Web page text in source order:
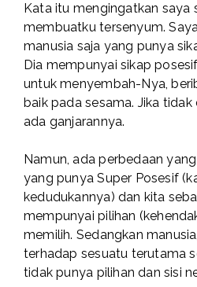
Kata itu mengingatkan saya
membuatku tersenyum.
manusia saja yang punya
Dia mempunyai sikap
untuk menyembah-Nya,
baik pada sesama. Jika
ada ganjarannya.
Namun, ada perbedaan
yang punya Super Posesif
kedudukannya) dan kita
mempunyai pilihan
memilih. Sedangkan
terhadap sesuatu terutama
tidak punya pilihan dan sisi